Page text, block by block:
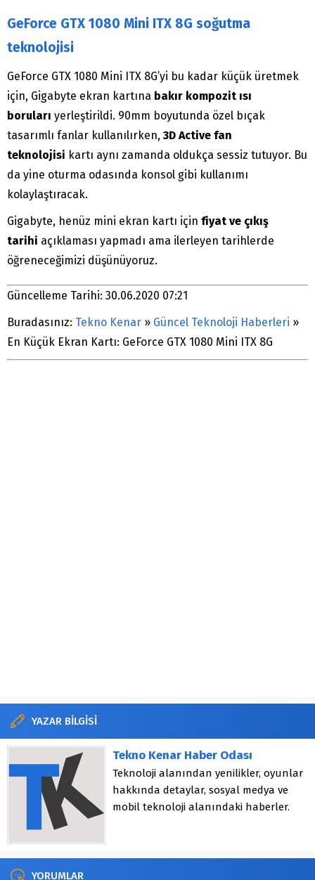
GeForce GTX 1080 Mini ITX 8G soğutma
teknolojisi
GeForce GTX 1080 Mini ITX 8G’yi bu kadar küçük üretmek
için, Gigabyte ekran kartına bakır kompozit ısı
boruları yerleştirildi. 90mm boyutunda özel bıçak
tasarımlı fanlar kullanılırken, 3D Active fan
teknolojisi kartı aynı zamanda oldukça sessiz tutuyor. Bu
da yine oturma odasında konsol gibi kullanımı
kolaylaştıracak.
Gigabyte, henüz mini ekran kartı için fiyat ve çıkış
tarihi açıklaması yapmadı ama ilerleyen tarihlerde
öğreneceğimizi düşünüyoruz.
Güncelleme Tarihi: 30.06.2020 07:21
Buradasınız: Tekno Kenar » Güncel Teknoloji Haberleri »
En Küçük Ekran Kartı: GeForce GTX 1080 Mini ITX 8G
YAZAR BİLGİSİ
Tekno Kenar Haber Odası
Teknoloji alanından yenilikler, oyunlar
hakkında detaylar, sosyal medya ve
mobil teknoloji alanındaki haberler.
YORUMLAR